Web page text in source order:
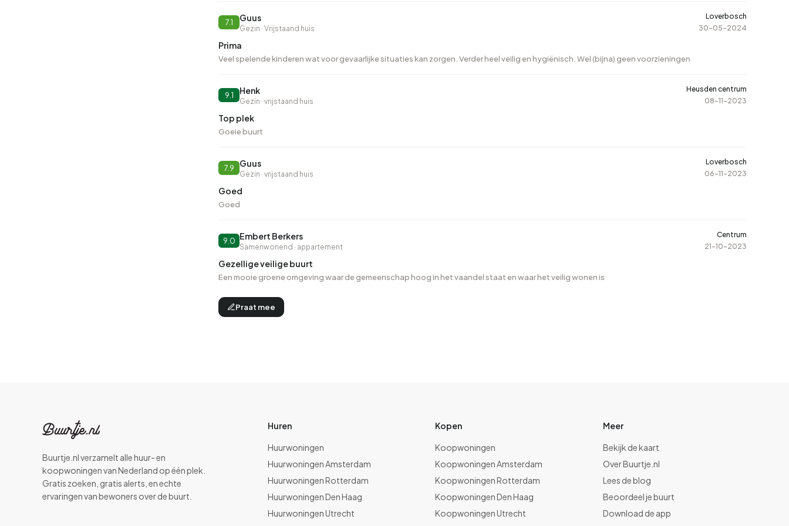
7.1 Guus
Gezin · Vrijstaand huis
Loverbosch
30-05-2024
Prima
Veel spelende kinderen wat voor gevaarlijke situaties kan zorgen. Verder heel veilig en hygiënisch. Wel (bijna) geen voorzieningen
9.1 Henk
Gezin · vrijstaand huis
Heusden centrum
08-11-2023
Top plek
Goeie buurt
7.9 Guus
Gezin · vrijstaand huis
Loverbosch
06-11-2023
Goed
Goed
9.0 Embert Berkers
Samenwonend · appartement
Centrum
21-10-2023
Gezellige veilige buurt
Een mooie groene omgeving waar de gemeenschap hoog in het vaandel staat en waar het veilig wonen is
Praat mee
Buurtje.nl verzamelt alle huur- en
koopwoningen van Nederland op één plek.
Gratis zoeken, gratis alerts, en echte
ervaringen van bewoners over de buurt.
Huren
Huurwoningen
Huurwoningen Amsterdam
Huurwoningen Rotterdam
Huurwoningen Den Haag
Huurwoningen Utrecht
Kopen
Koopwoningen
Koopwoningen Amsterdam
Koopwoningen Rotterdam
Koopwoningen Den Haag
Koopwoningen Utrecht
Meer
Bekijk de kaart
Over Buurtje.nl
Lees de blog
Beoordeel je buurt
Download de app